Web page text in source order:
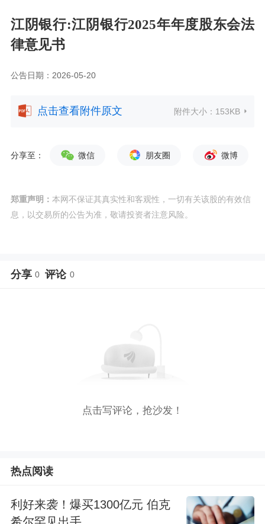
江阴银行:江阴银行2025年年度股东会法
律意见书
公告日期：2026-05-20
点击查看附件原文 附件大小： 153KB
分享至： 微信 朋友圈 微博
郑重声明： 本网不保证其真实性和客观性，一切有关该股的有效信
息，以交易所的公告为准，敬请投资者注意风险。
分享 0 评论 0
点击写评论，抢沙发！
热点阅读
利好来袭！爆买1300亿元 伯克